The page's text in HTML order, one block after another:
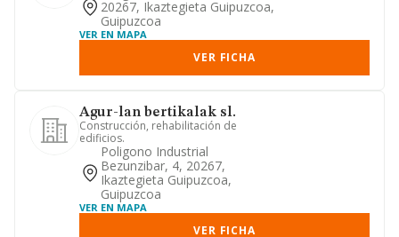
20267, Ikaztegieta Guipuzcoa,
Guipuzcoa
VER EN MAPA
VER FICHA
Agur-lan bertikalak sl.
Construcción, rehabilitación de
edificios.
Poligono Industrial
Bezunzibar, 4, 20267,
Ikaztegieta Guipuzcoa,
Guipuzcoa
VER EN MAPA
VER FICHA